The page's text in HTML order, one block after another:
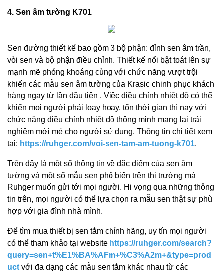
4. Sen âm tường K701
Sen đường thiết kế bao gồm 3 bộ phận: đỉnh sen âm trần,
vòi sen và bộ phận điều chỉnh. Thiết kế nổi bật toát lên sự
mạnh mẽ phóng khoáng cùng với chức năng vượt trội
khiến các mẫu sen âm tường của Krasic chinh phục khách
hàng ngay từ lần đầu tiên . Việc điều chỉnh nhiệt độ có thể
khiến mọi người phải loay hoay, tốn thời gian thì nay với
chức năng điều chỉnh nhiệt độ thông minh mang lại trải
nghiệm mới mẻ cho người sử dụng. Thông tin chi tiết xem
tại: https://ruhger.com/voi-sen-tam-am-tuong-k701.
Trên đây là một số thông tin về đặc điểm của sen âm
tường và một số mẫu sen phổ biến trên thị trường mà
Ruhger muốn gửi tới mọi người. Hi vọng qua những thông
tin trên, mọi người có thể lựa chọn ra mẫu sen thật sự phù
hợp với gia đình nhà mình.
Để tìm mua thiết bị sen tắm chính hãng, uy tín mọi người
có thể tham khảo tại website https://ruhger.com/search?
query=sen+t%E1%BA%AFm+%C3%A2m+&type=prod
uct với đa dạng các mẫu sen tắm khác nhau từ các